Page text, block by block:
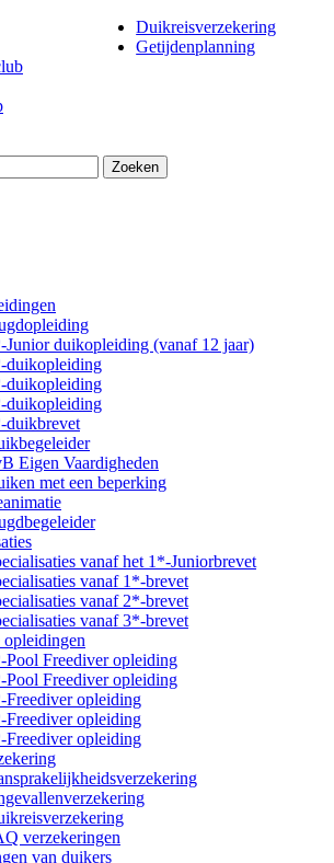
Duikreisverzekering
Getijdenplanning
Junior duikopleiding (vanaf 12 jaar)
duikopleiding
duikopleiding
duikopleiding
duikbrevet
Eigen Vaardigheden
met een beperking
vanaf het 1*-Juniorbrevet
vanaf 1*-brevet
vanaf 2*-brevet
vanaf 3*-brevet
opleidingen
Pool Freediver opleiding
Pool Freediver opleiding
Freediver opleiding
Freediver opleiding
Freediver opleiding
verzekeringen
van duikers